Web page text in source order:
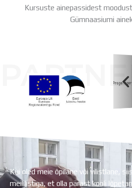
Kursuste ainepassidest
Gümnaasiumi
Kui oled meie õpilane või vilistlane,
meililistiga, et olla pärast kooli